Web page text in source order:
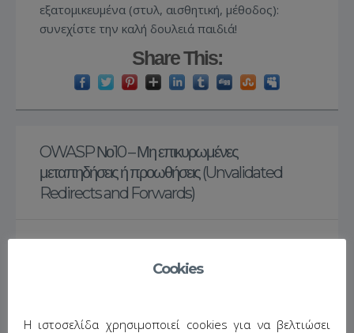
εξατομικευμένα (στυλ, αισθητική, μέθοδος):
συνεχίστε την καλή δουλειά παιδιά!
Share This:
OWASP Νο10 – Μη επικυρωμένες
μεταπηδήσεις ή προωθήσεις (Unvalidated
Redirects and Forwards)
,programming
Cookies
Η ιστοσελίδα χρησιμοποιεί cookies για να βελτιώσει